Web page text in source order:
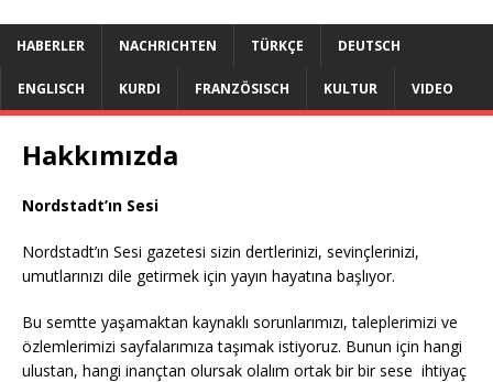
HABERLER NACHRICHTEN TÜRKÇE DEUTSCH
ENGLISCH KURDI FRANZÖSISCH KULTUR VIDEO
Hakkımızda
Nordstadt’ın Sesi
Nordstadt’ın Sesi gazetesi sizin dertlerinizi, sevinçlerinizi,
umutlarınızı dile getirmek için yayın hayatına başlıyor.
Bu semtte yaşamaktan kaynaklı sorunlarımızı, taleplerimizi ve
özlemlerimizi sayfalarımıza taşımak istiyoruz. Bunun için hangi
ulustan, hangi inançtan olursak olalım ortak bir bir sese ihtiyaç